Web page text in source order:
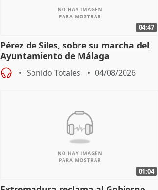
04:47
Pérez de Siles, sobre su marcha del
Ayuntamiento de Málaga
Sonido Totales 04/08/2026
01:04